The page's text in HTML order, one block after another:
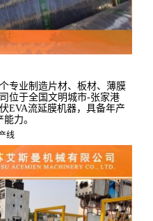
专业制造片材、板材、薄膜
位于全国文明城市-张家港
EVA流延膜机器，具备年产
力。
线